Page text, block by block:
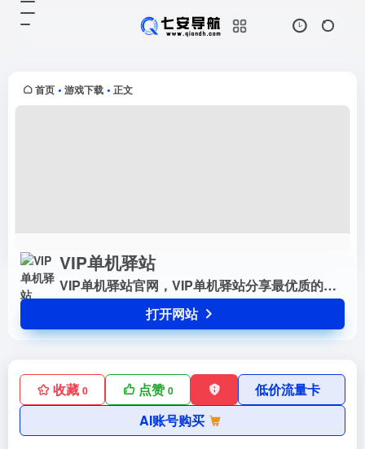
首页 • 游戏下载 • 正文
VIP单机驿站
VIP单机驿站官网，VIP单机驿站分享最优质的单机角色扮演，动作冒险，休闲益智，动作游戏，模拟经营，策略游戏，冒险解谜，射击游戏，恐怖冒险，赛车竞技，格斗游戏，即时战略，体育竞技，生存冒险，文字游戏，音乐游戏，卡通可爱，弹幕射击等游戏资源下载
打开网站
收藏 0 点赞0
低价流量卡
AI账号购买
险，休闲益智，动作游戏，模拟经
营，策略游戏，冒险解谜，射击游
戏，恐怖冒险，赛车竞技，格斗游